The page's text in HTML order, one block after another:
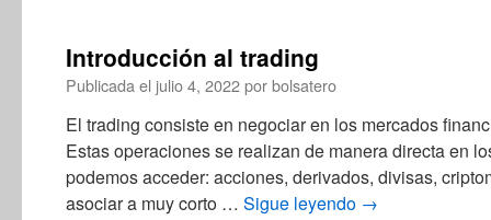
Introducción al trading
Publicada el julio 4, 2022porbolsatero
El trading consiste en negociar en los mercados
Estas operaciones se realizan de manera directa en
podemos acceder: acciones, derivados, divisas,
asociar a muy corto … Sigue leyendo →